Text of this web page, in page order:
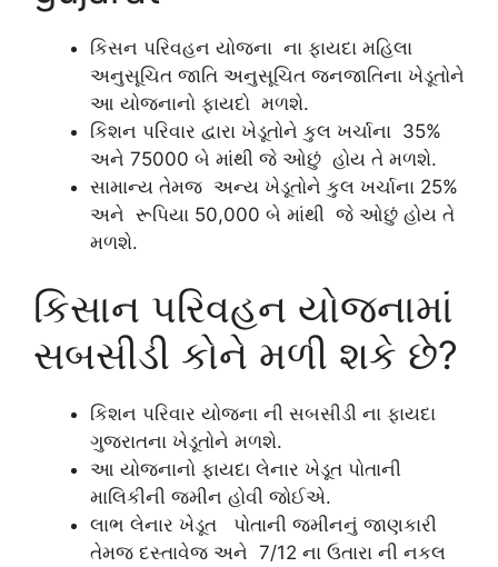
કિસન પરિવહન યોજના ના ફાયદા મહિલા
અનુસૂચિત જાતિ અનુસૂચિત જનજાતિના ખેડૂતોને
આ યોજનાનો ફાયદો મળશે.
કિશન પરિવાર દ્વારા ખેડૂતોને કુલ ખર્ચાના 35%
અને 75000 બે માંથી જે ઓછું હોય તે મળશે.
સામાન્ય તેમજ અન્ય ખેડૂતોને કુલ ખર્ચાના 25%
અને રૂપિયા 50,000 બે માંથી જે ઓછું હોય તે
મળશે.
કિસાન પરિવહન યોજનામાં
સબસીડી કોને મળી શકે છે?
કિશન પરિવાર યોજના ની સબસીડી ના ફાયદા
ગુજરાતના ખેડૂતોને મળશે.
આ યોજનાનો ફાયદા લેનાર ખેડૂત પોતાની
માલિકીની જમીન હોવી જોઈએ.
લાભ લેનાર ખેડૂત પોતાની જમીનનું જાણકારી
તેમજ દસ્તાવેજ અને 7/12 ના ઉતારા ની નકલ